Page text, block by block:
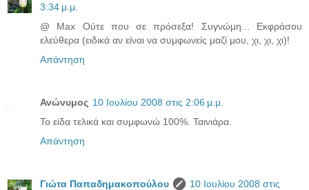
3:34 μ.μ.
@ Max Ούτε που σε πρόσεξα! Συγνώμη... Εκφράσου
ελεύθερα (ειδικά αν είναι να συμφωνείς μαζί μου, χι, χι, χι)!
Απάντηση
Ανώνυμος 10 Ιουλίου 2008 στις 2:06 μ.μ.
Το είδα τελικά και συμφωνώ 100%. Ταινιάρα.
Απάντηση
Γιώτα Παπαδημακοπούλου
10 Ιουλίου 2008 στις